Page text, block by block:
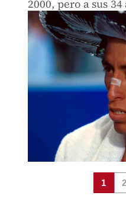
2000, pero a sus
1 2